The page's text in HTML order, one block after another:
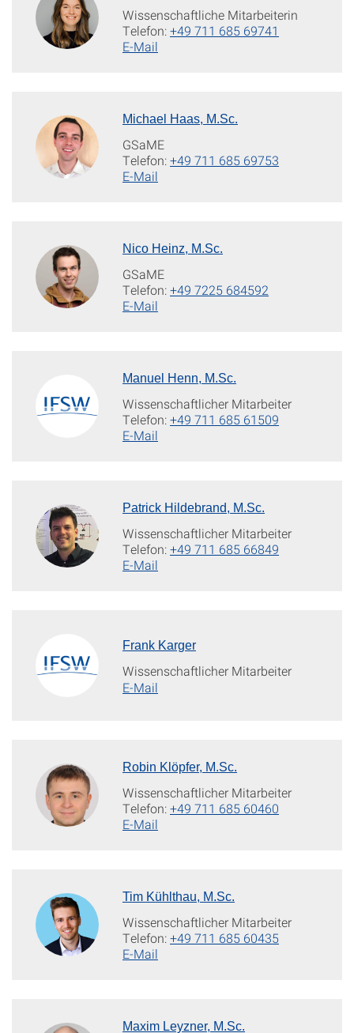
Wissenschaftliche Mitarbeiterin
Telefon:+49 711 685 69741
E-Mail
Michael Haas, M.Sc.
GSaME
Telefon:+49 711 685 69753
E-Mail
Nico Heinz, M.Sc.
GSaME
Telefon:+49 7225 684592
E-Mail
Manuel Henn, M.Sc.
Wissenschaftlicher Mitarbeiter
Telefon:+49 711 685 61509
E-Mail
Patrick Hildebrand, M.Sc.
Wissenschaftlicher Mitarbeiter
Telefon:+49 711 685 66849
E-Mail
Frank Karger
Wissenschaftlicher Mitarbeiter
E-Mail
Robin Klöpfer, M.Sc.
Wissenschaftlicher Mitarbeiter
Telefon:+49 711 685 60460
E-Mail
Tim Kühlthau, M.Sc.
Wissenschaftlicher Mitarbeiter
Telefon:+49 711 685 60435
E-Mail
Maxim Leyzner, M.Sc.